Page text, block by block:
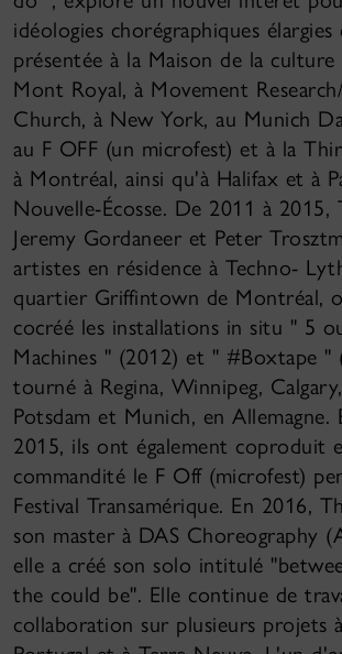
idéologies chorégraphiques
présentée à la Maison de la culture
Mont Royal, à Movement
Church, à New York, au Munich
au F OFF (un microfest) et à la
à Montréal, ainsi qu'à Halifax et à
Nouvelle-Écosse. De 2011 à 2015,
Jeremy Gordaneer et Peter
artistes en résidence à Techno-
quartier Griffintown de Montréal,
cocréé les installations in situ " 5
Machines " (2012) et " #Boxtape "
tourné à Regina, Winnipeg,
Potsdam et Munich, en Allemagne.
2015, ils ont également coproduit
commandité le F Off (microfest)
Festival Transamérique. En 2016,
son master à DAS Choreography
elle a créé son solo intitulé
the could be". Elle continue de
collaboration sur plusieurs projets